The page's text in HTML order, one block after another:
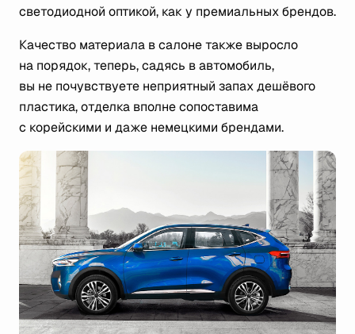
светодиодной оптикой, как у премиальных брендов.
Качество материала в салоне также выросло
на порядок, теперь, садясь в автомобиль,
вы не почувствуете неприятный запах дешёвого
пластика, отделка вполне сопоставима
с корейскими и даже немецкими брендами.